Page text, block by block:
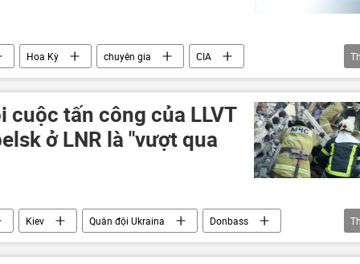
Hoa Kỳ chuyên gia
CIA
quan hệ quốc tế Quân sự Vladimir Putin
cuộc tấn công của LLVT
ở LNR là "vượt qua
Kiev Quân đội Ukraina
Donbass
Iskander
Chiến dịch quân sự đặc biệt tại Ukraina